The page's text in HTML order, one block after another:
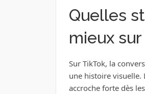
Quelles
mieux sur
Sur TikTok, la
une histoire
accroche forte dès